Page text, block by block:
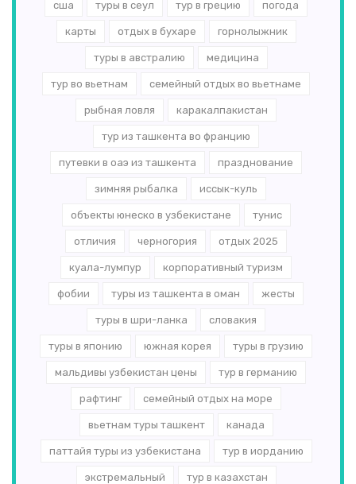
сша туры в сеул тур в грецию погода
карты отдых в бухаре горнолыжник
туры в австралию медицина
тур во вьетнам семейный отдых во вьетнаме
рыбная ловля каракалпакистан
тур из ташкента во францию
путевки в оаэ из ташкента празднование
зимняя рыбалка иссык-куль
объекты юнеско в узбекистане тунис
отличия черногория отдых 2025
куала-лумпур корпоративный туризм
фобии туры из ташкента в оман жесты
туры в шри-ланка словакия
туры в японию южная корея туры в грузию
мальдивы узбекистан цены тур в германию
рафтинг семейный отдых на море
вьетнам туры ташкент канада
паттайя туры из узбекистана тур в иорданию
экстремальный тур в казахстан